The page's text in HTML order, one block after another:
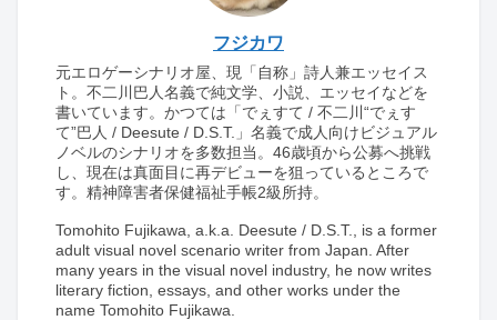
フジカワ
元エロゲーシナリオ屋、現「自称」詩人兼エッセイス
ト。不二川巴人名義で純文学、小説、エッセイなどを
書いています。かつては「でぇすて / 不二川“でぇす
て”巴人 / Deesute / D.S.T.」名義で成人向けビジュアル
ノベルのシナリオを多数担当。46歳頃から公募へ挑戦
し、現在は真面目に再デビューを狙っているところで
す。精神障害者保健福祉手帳2級所持。
Tomohito Fujikawa, a.k.a. Deesute / D.S.T., is a former
adult visual novel scenario writer from Japan. After
many years in the visual novel industry, he now writes
literary fiction, essays, and other works under the
name Tomohito Fujikawa.